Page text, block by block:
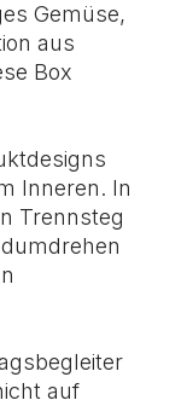
Gemüse,
aus
Box
Inneren. In
Trennsteg
auf